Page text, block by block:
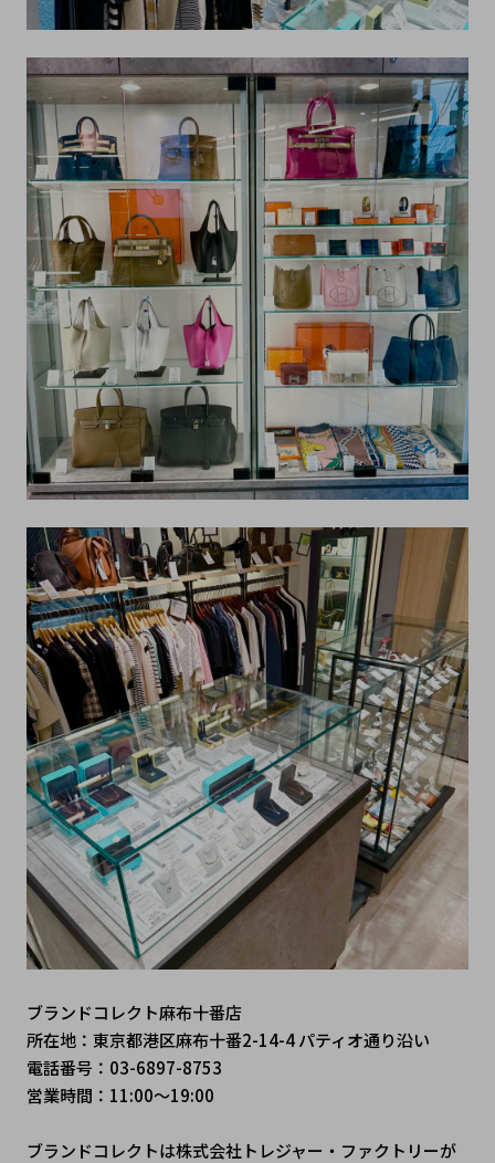
ブランドコレクト麻布十番店
所在地：東京都港区麻布十番2-14-4 パティオ通り沿い
電話番号：03-6897-8753
営業時間：11:00～19:00
ブランドコレクトは株式会社トレジャー・ファクトリーが